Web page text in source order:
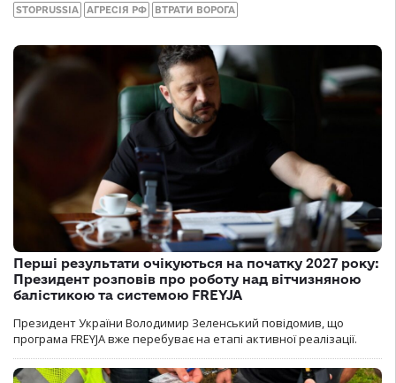
STOPRUSSIA АГРЕСІЯ РФ ВТРАТИ ВОРОГА
Перші результати очікуються на початку 2027 року:
Президент розповів про роботу над вітчизняною
балістикою та системою FREYJA
Президент України Володимир Зеленський повідомив, що
програма FREYJA вже перебуває на етапі активної реалізації.